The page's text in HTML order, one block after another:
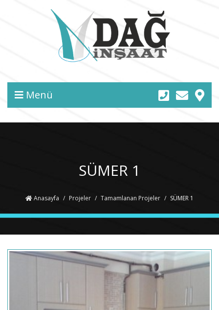
Menü
SÜMER 1
Anasayfa Projeler Tamamlanan Projeler SÜMER 1